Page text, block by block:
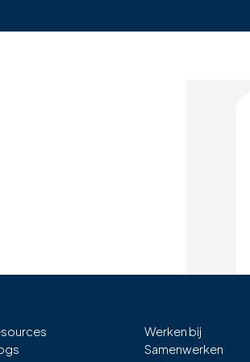
Werken bij
Samenwerken